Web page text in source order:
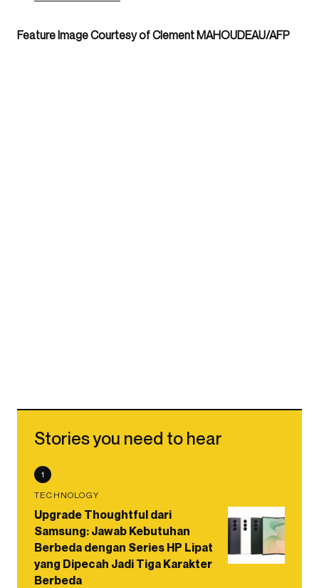
Feature Image Courtesy of Clement MAHOUDEAU/AFP
Stories you need to hear
1
TECHNOLOGY
Upgrade Thoughtful dari
Samsung: Jawab Kebutuhan
Berbeda dengan Series HP Lipat
yang Dipecah Jadi Tiga Karakter
Berbeda